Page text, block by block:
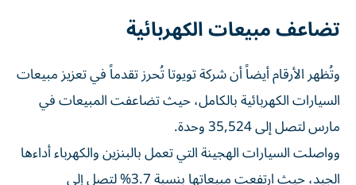
تضاعف مبيعات الكهربائية
وتُظهر الأرقام أيضاً أن شركة تويوتا تُحرز تقدماً في تعزيز مبيعات
السيارات الكهربائية بالكامل، حيث تضاعفت المبيعات في
مارس لتصل إلى 35,524 وحدة.
وواصلت السيارات الهجينة التي تعمل بالبنزين والكهرباء أداءها